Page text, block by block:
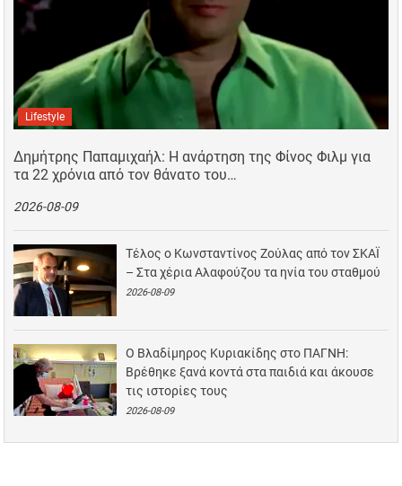
Lifestyle
Δημήτρης Παπαμιχαήλ: Η ανάρτηση της Φίνος Φιλμ για
τα 22 χρόνια από τον θάνατο του…
2026-08-09
Τέλος ο Κωνσταντίνος Ζούλας από τον ΣΚΑΪ
– Στα χέρια Αλαφούζου τα ηνία του σταθμού
2026-08-09
Ο Βλαδίμηρος Κυριακίδης στο ΠΑΓΝΗ:
Βρέθηκε ξανά κοντά στα παιδιά και άκουσε
τις ιστορίες τους
2026-08-09